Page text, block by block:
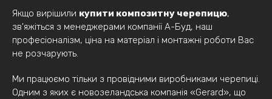
Якщо вирішили купити композитну черепицю,
зв'яжіться з менеджерами компанії А-Буд, наш
професіоналізм, ціна на матеріал і монтажні роботи Вас
не розчарують.
Ми працюємо тільки з провідними виробниками черепиці.
Одним з яких є новозеландська компанія «Gerard», що